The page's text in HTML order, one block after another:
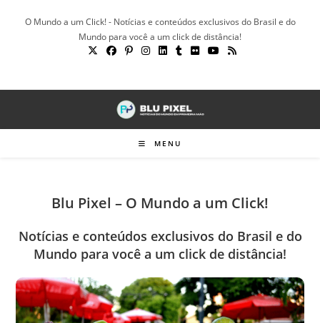
O Mundo a um Click! - Notícias e conteúdos exclusivos do Brasil e do
Mundo para você a um click de distância!
MENU
Blu Pixel – O Mundo a um Click!
Notícias e conteúdos exclusivos do Brasil e do
Mundo para você a um click de distância!